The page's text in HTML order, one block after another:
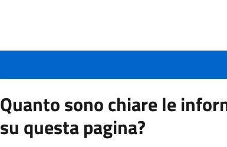
Quanto sono chiare le
su questa pagina?